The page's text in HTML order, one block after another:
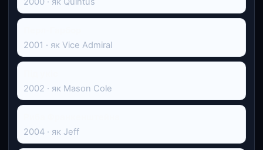
2001 · як Vice Admiral
2002 · як Mason Cole
2004 · як Jeff